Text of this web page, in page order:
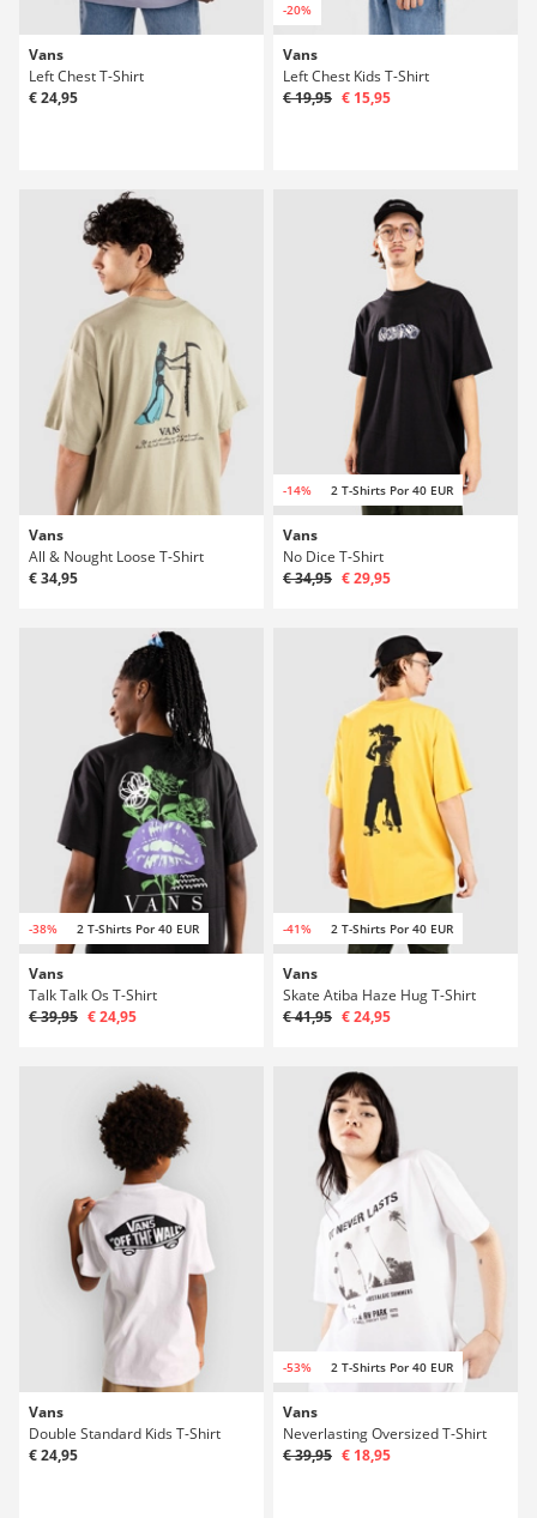
Vans
Left Chest T-Shirt
€ 24,95
-20%
Vans
Left Chest Kids T-Shirt
€ 19,95 € 15,95
Vans
All & Nought Loose T-Shirt
€ 34,95
-14% 2 T-Shirts Por 40 EUR
Vans
No Dice T-Shirt
€ 34,95 € 29,95
-38% 2 T-Shirts Por 40 EUR
Vans
Talk Talk Os T-Shirt
€ 39,95 € 24,95
-41% 2 T-Shirts Por 40 EUR
Vans
Skate Atiba Haze Hug T-Shirt
€ 41,95 € 24,95
Vans
Double Standard Kids T-Shirt
€ 24,95
-53% 2 T-Shirts Por 40 EUR
Vans
Neverlasting Oversized T-Shirt
€ 39,95 € 18,95